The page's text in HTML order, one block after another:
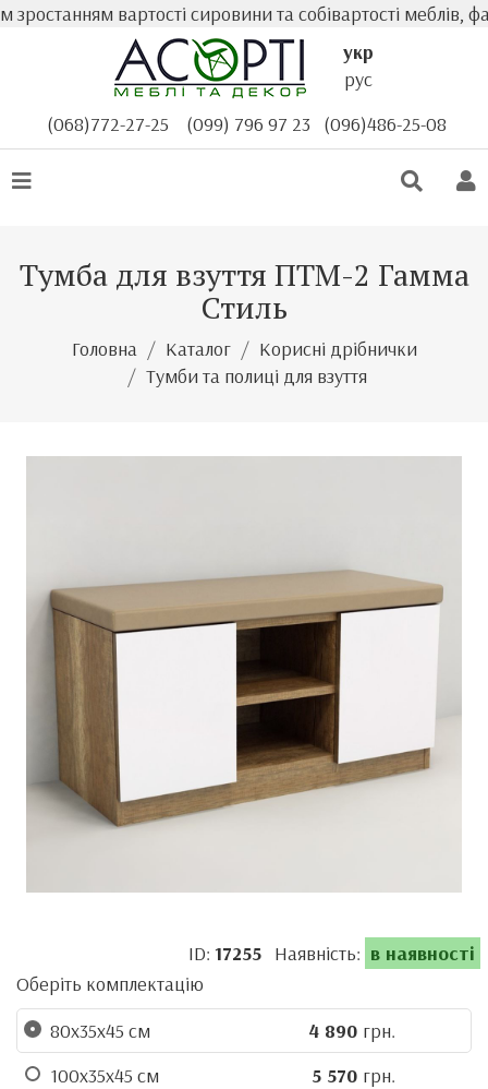
вартості сировини та собівартості меблів,
укр
рус
(068)772-27-25
(099) 796 97 23 (096)486-25-08
Тумба для взуття ПТМ-2 Гамма
Стиль
Головна Каталог
Корисні дрібнички
Тумби та полиці для взуття
ID: 17255Наявність: в наявності
Оберіть комплектацію
80х35х45 см
4 890 грн.
100х35х45 см
5 570 грн.